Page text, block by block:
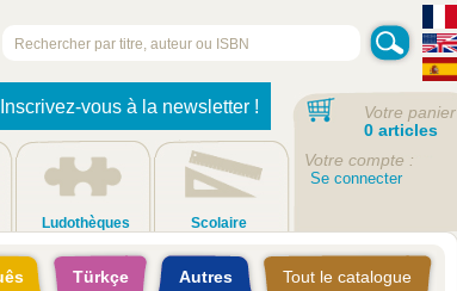
Inscrivez-vous à la newsletter !
Ludothèques Scolaire
Votre panier
0 articles
Votre compte :
Se connecter
Türkçe Autres Tout le catalogue